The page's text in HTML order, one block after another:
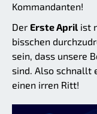
Kommandanten!
Der Erste April ist
bisschen
sein, dass unsere
sind. Also schnallt
einen irren Ritt!